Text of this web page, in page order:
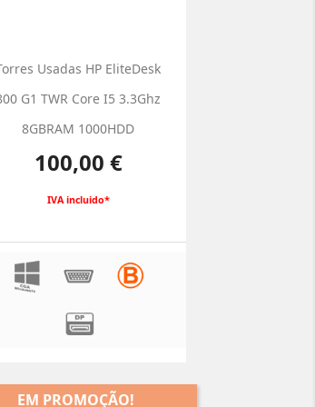
Usadas HP EliteDesk
G1 TWR Core I5 3.3Ghz
8GBRAM 1000HDD
Preço
100,00 €
IVA incluido*
EM PROMOÇÃO!